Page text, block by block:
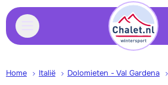
Home Italië Dolomieten - Val Gardena